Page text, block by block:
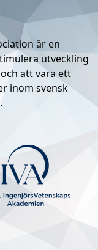
är en
utveckling
att vara ett
inom svensk